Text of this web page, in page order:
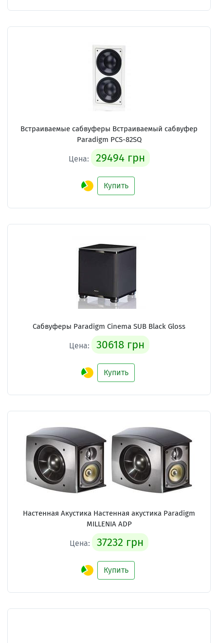
Встраиваемые сабвуферы Встраиваемый сабвуфер
Paradigm PCS-82SQ
Цена: 29494 грн
Купить
Сабвуферы Paradigm Cinema SUB Black Gloss
Цена: 30618 грн
Купить
Настенная Акустика Настенная акустика Paradigm
MILLENIA ADP
Цена: 37232 грн
Купить